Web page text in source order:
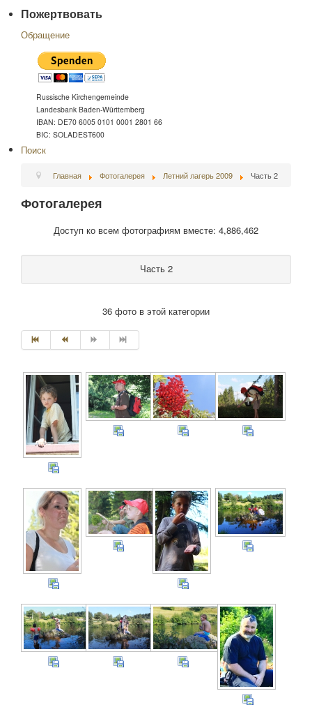
Пожертвовать
Обращение
Russische Kirchengemeinde
Landesbank Baden-Württemberg
IBAN: DE70 6005 0101 0001 2801 66
BIC: SOLADEST600
Поиск
Главная Фотогалерея Летний лагерь 2009 Часть 2
Фотогалерея
Доступ ко всем фотографиям вместе: 4,886,462
Часть 2
36 фото в этой категории